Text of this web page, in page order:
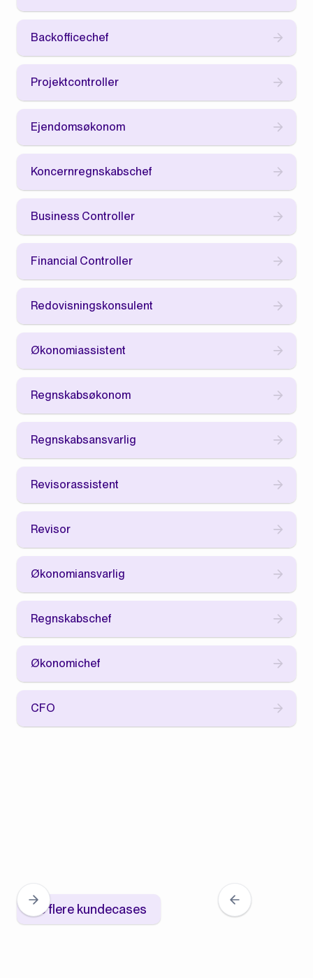
Backofficechef
Projektcontroller
Ejendomsøkonom
Koncernregnskabschef
Business Controller
Financial Controller
Redovisningskonsulent
Økonomiassistent
Regnskabsøkonom
Regnskabsansvarlig
Revisorassistent
Revisor
Økonomiansvarlig
Regnskabschef
Økonomichef
CFO
Se flere kundecases